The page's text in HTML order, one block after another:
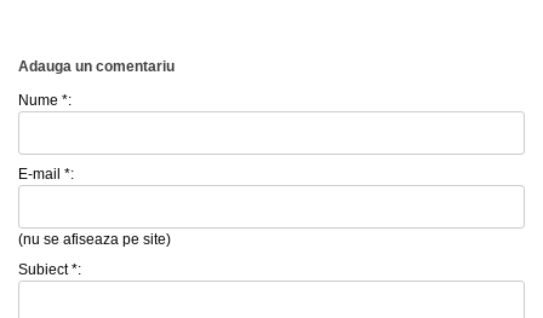
Adauga un comentariu
Nume *:
E-mail *:
(nu se afiseaza pe site)
Subiect *: